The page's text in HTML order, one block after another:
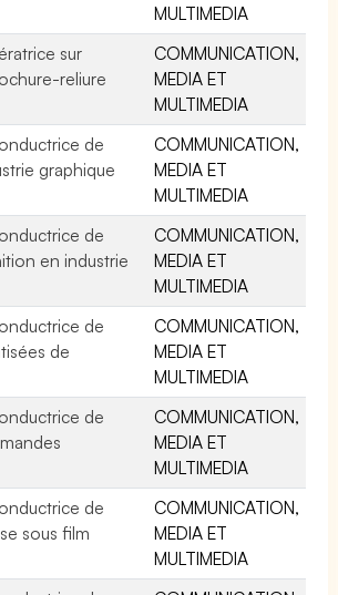
MULTIMEDIA
sur
reliure
COMMUNICATION,
MEDIA ET
MULTIMEDIA
de
graphique
COMMUNICATION,
MEDIA ET
MULTIMEDIA
de
en industrie
COMMUNICATION,
MEDIA ET
MULTIMEDIA
de
de
COMMUNICATION,
MEDIA ET
MULTIMEDIA
de
COMMUNICATION,
MEDIA ET
MULTIMEDIA
de
sous film
COMMUNICATION,
MEDIA ET
MULTIMEDIA